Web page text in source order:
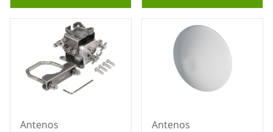
| Antenna connector
type SMA Male
Antenos
Antenos